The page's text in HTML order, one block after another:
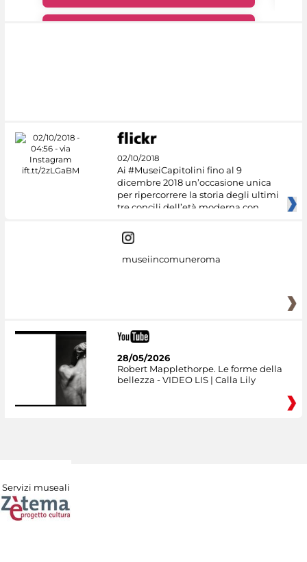
02/10/2018
Ai #MuseiCapitolini fino al 9
dicembre 2018 un’occasione unica
per ripercorrere la storia degli ultimi
tre concili dell’età moderna con
museiincomuneroma
28/05/2026
Robert Mapplethorpe. Le forme della
bellezza - VIDEO LIS | Calla Lily
Servizi museali